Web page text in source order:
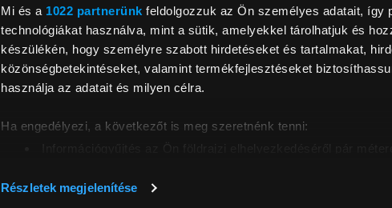
Mi és a 1022 partnerünk feldolgozzuk az Ön személyes adatait, így
technológiákat használva, mint a sütik, amelyekkel tárolhatjuk és
készülékén, hogy személyre szabott hirdetéseket és tartalmakat,
közönségbetekintéseket, valamint termékfejlesztéseket
használja az adatait és milyen célra.
Ha engedélyezi, a következőt is meg szeretnénk tenni:
ellenőrzésével
Részletek megjelenítése
© 2026. Minden jog fenntartva! Euronics
feltüntetett árak, képek leírások tájékoztató jellegűek, és nem minősülnek